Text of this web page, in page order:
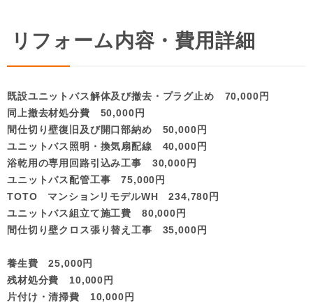
リフォーム内容・費用詳細
既設ユニットバス解体及び撤去・プラグ止め 70,000円
同上撤去材処分費 50,000円
間仕切り壁復旧及び開口部納め 50,000円
ユニットバス照明・換気扇配線 40,000円
浴乾用の専用回路引込み工事 30,000円
ユニットバス配管工事 75,000円
TOTO マンションリモデルWH 234,780円
ユニットバス組立て施工費 80,000円
間仕切り壁クロス張り替え工事 35,000円
養生費 25,000円
残材処分費 10,000円
片付け・清掃費 10,000円